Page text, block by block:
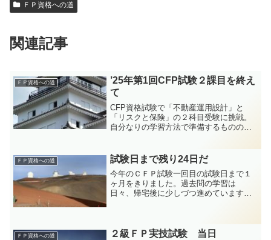
ＦＰ資格への道
関連記事
ＦＰ資格への道
’25年第1回CFP試験２課目を終え
て
CFP資格試験で「不動産運用設計」と
「リスクと保険」の２科目受験に挑戦。
自分なりの学習方法で準備するものの、
試験対応の記録です。
ＦＰ資格への道 試験日まで残り24日だ
今年のＣＦＰ試験一回目の試験日まで１
ヶ月をきりました。過去問の学習は
日々、帰宅後に少しづつ進めています
る日々のなかで、学習する難しさを痛感
しています。
ＦＰ資格への道 ２級ＦＰ実技試験 当日